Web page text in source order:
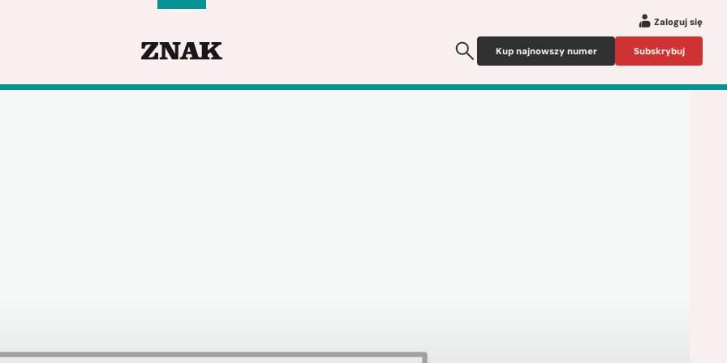
Zaloguj się
Kup najnowszy numer Subskrybuj